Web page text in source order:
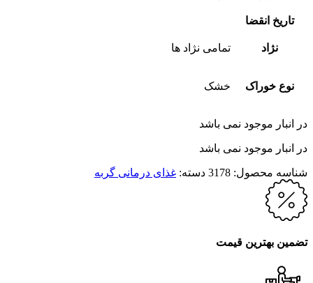
تاریخ انقضا
نژاد تمامی نژاد ها
نوع خوراک خشک
در انبار موجود نمی باشد
در انبار موجود نمی باشد
شناسه محصول: 3178 دسته: غذای درمانی گربه
تضمین بهترین قیمت